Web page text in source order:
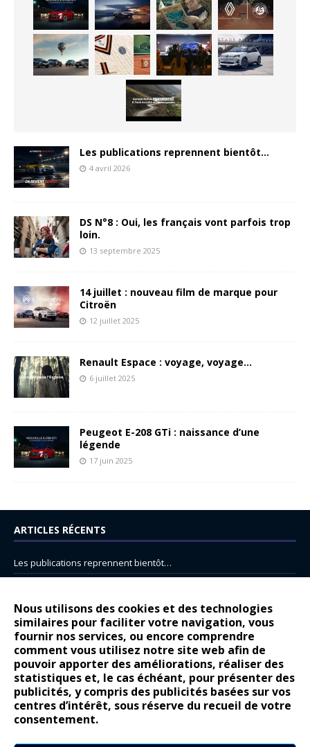
Nous utilisons des cookies et des technologies
similaires pour faciliter votre navigation, vous
fournir nos services, ou encore comprendre
comment vous utilisez notre site web afin de
pouvoir apporter des améliorations, réaliser des
statistiques et, le cas échéant, pour présenter des
publicités, y compris des publicités basées sur vos
centres d’intérêt, sous réserve du recueil de votre
consentement.
Les publications reprennent bientôt…
4 avril 2026
DS N°8 : Oui, les français vont parfois trop
loin.
13 septembre 2025
14 juillet : nouveau film de marque pour
Citroën
12 juillet 2025
Renault Espace : voyage, voyage…
6 juillet 2025
Peugeot E-208 GTi : naissance d’une
légende
17 juin 2025
ARTICLES RÉCENTS
Les publications reprennent bientôt…
14 juillet : nouveau film de marque pour Citroën
Renault Espace : voyage, voyage…
Peugeot E-208 GTi : naissance d’une légende
COMMENTAIRES RÉCENTS
Bernard DardartdansDacia Sandero : pour les gens vrais